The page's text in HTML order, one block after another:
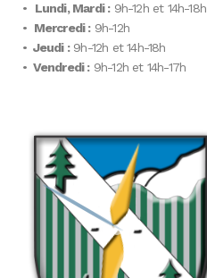
• Lundi, Mardi :9h-12h et 14h-18h
• Mercredi :9h-12h
• Jeudi :9h-12h et 14h-18h
• Vendredi :9h-12h et 14h-17h